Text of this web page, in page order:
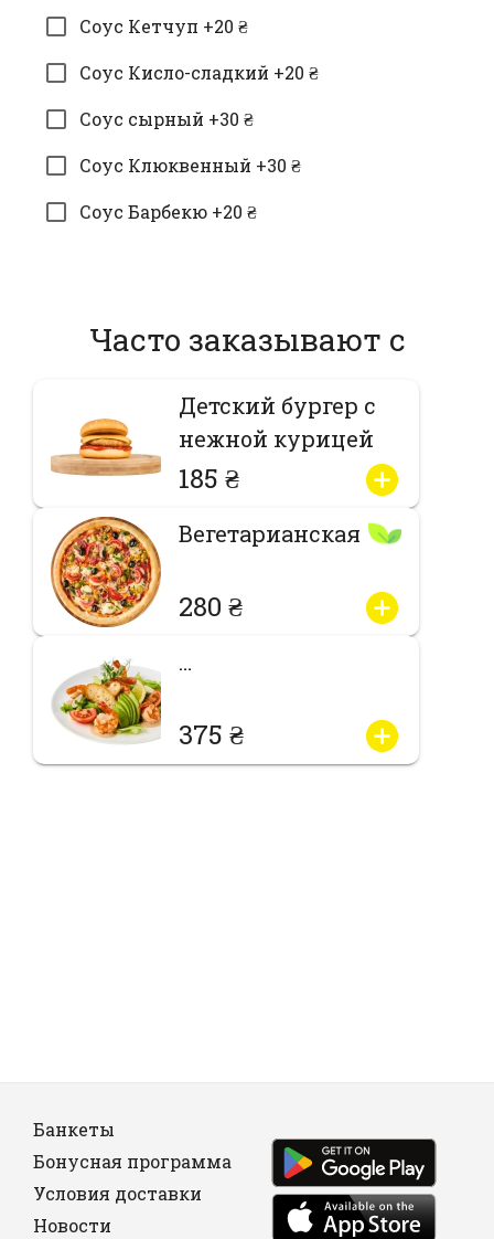
Соус Кетчуп +20 ₴
Соус Кисло-сладкий +20 ₴
Соус сырный +30 ₴
Соус Клюквенный +30 ₴
Соус Барбекю +20 ₴
Часто заказывают с
Детский бургер с
нежной курицей
185 ₴
Вегетарианская
280 ₴
…
375 ₴
Банкеты
Бонусная программа
Условия доставки
Новости